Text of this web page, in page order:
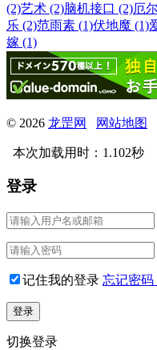
(2)艺术 (2)脑机接口 (2)厄
乐 (2)范雨素 (1)伏地魔 (1)
嫁 (1)
© 2026 龙罡网 网站地图
本次加载用时：1.102秒
登录
记住我的登录 忘记密码
切换登录